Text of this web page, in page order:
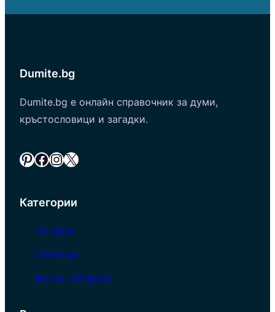
Dumite.bg
Dumite.bg е онлайн справочник за думи,
кръстословици и загадки.
Pinterest Facebook InstagramX
Категории
Загадки
Столици
Фрази и Изрази